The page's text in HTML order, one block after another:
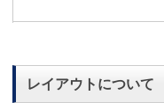
レイアウトについて